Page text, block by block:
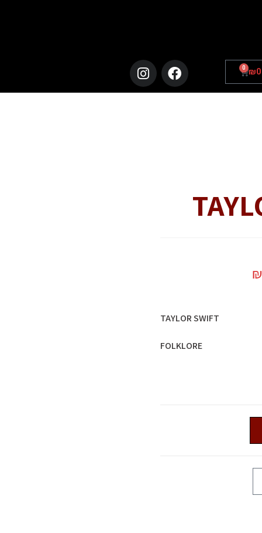
₪
0
TAYLOR SWIFT
FOLKLORE